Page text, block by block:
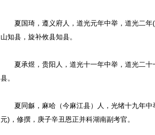
夏国琦，遵义府人，道光元年中举，道光二年(
山知县，旋补攸县知县。
夏承煜，贵阳人，道光十一年中举，道光二十
县。
夏同龢，麻哈（今麻江县）人，光绪十九年中
元)，修撰，庚子辛丑恩正并科湖南副考官。